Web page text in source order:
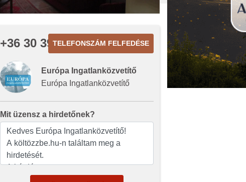
+36 30 394TELEFONSZÁM FELFEDÉSE
Európa Ingatlanközvetítő
Európa Ingatlanközvetítő
Mit üzensz a hirdetőnek?